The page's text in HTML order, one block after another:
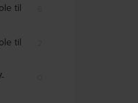
til
til